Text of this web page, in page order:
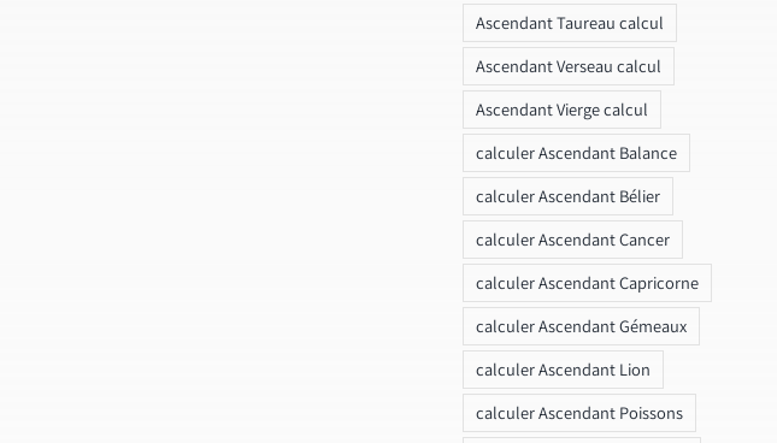
Ascendant Taureau calcul
Ascendant Verseau calcul
Ascendant Vierge calcul
calculer Ascendant Balance
calculer Ascendant Bélier
calculer Ascendant Cancer
calculer Ascendant Capricorne
calculer Ascendant Gémeaux
calculer Ascendant Lion
calculer Ascendant Poissons